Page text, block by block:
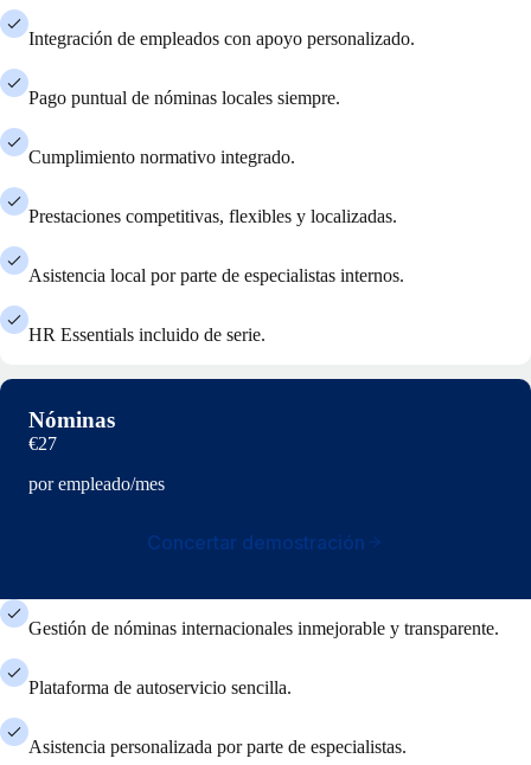
Integración de empleados con apoyo personalizado.
Pago puntual de nóminas locales siempre.
Cumplimiento normativo integrado.
Prestaciones competitivas, flexibles y localizadas.
Asistencia local por parte de especialistas internos.
HR Essentials incluido de serie.
Nóminas
€27
por empleado/mes
Concertar demostración
Gestión de nóminas internacionales inmejorable y transparente.
Plataforma de autoservicio sencilla.
Asistencia personalizada por parte de especialistas.